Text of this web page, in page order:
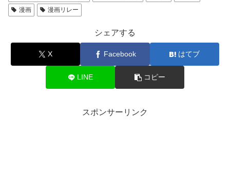
漫画
漫画リレー
シェアする
X Facebook はてブ
LINE コピー
スポンサーリンク